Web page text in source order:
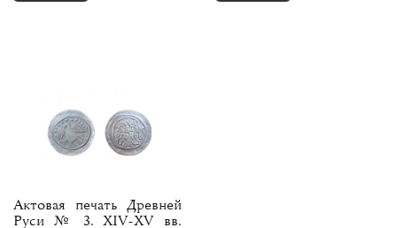
Актовая печать Древней
Руси № 3. XIV-XV вв.